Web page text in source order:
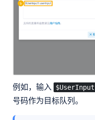
例如，输入
号码作为目标队列。